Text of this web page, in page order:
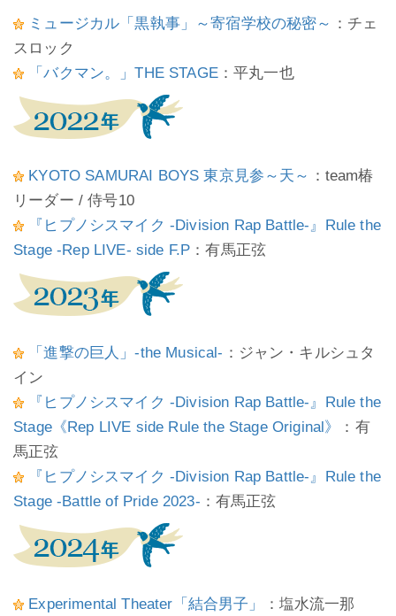
ミュージカル「黒執事」～寄宿学校の秘密～ ：チェ
スロック
「バクマン。」THE STAGE：平丸一也
KYOTO SAMURAI BOYS 東京見参～天～ ：team椿
リーダー / 侍号10
『ヒプノシスマイク -Division Rap Battle-』Rule the
Stage -Rep LIVE- side F.P ：有馬正弦
「進撃の巨人」-the Musical- ：ジャン・キルシュタ
イン
『ヒプノシスマイク -Division Rap Battle-』Rule the
Stage《Rep LIVE side Rule the Stage Original》
：有
馬正弦
『ヒプノシスマイク -Division Rap Battle-』Rule the
Stage -Battle of Pride 2023- ：有馬正弦
Experimental Theater「結合男子」
：塩水流一那